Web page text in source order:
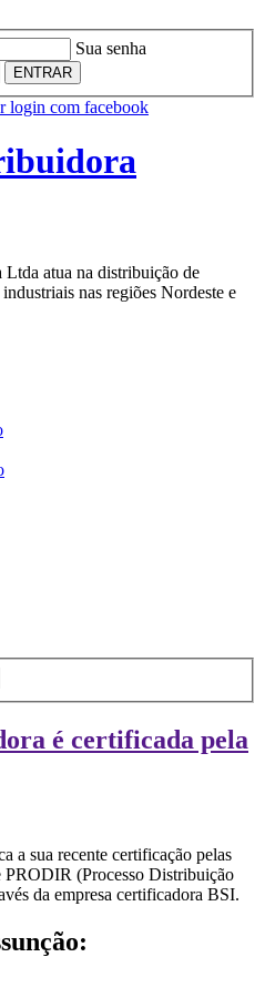
Sua senha
ENTRAR
login com facebook
atua na distribuição de
nas regiões Nordeste e
é certificada pela
a sua recente certificação pelas
(Processo Distribuição
da empresa certificadora BSI.